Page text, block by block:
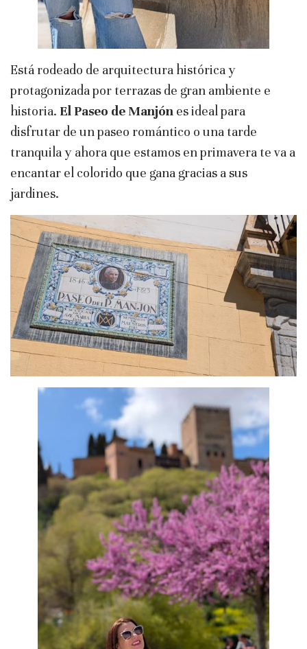
Está rodeado de arquitectura histórica y
protagonizada por terrazas de gran ambiente e
historia. El Paseo de Manjón es ideal para
disfrutar de un paseo romántico o una tarde
tranquila y ahora que estamos en primavera te va a
encantar el colorido que gana gracias a sus
jardines.